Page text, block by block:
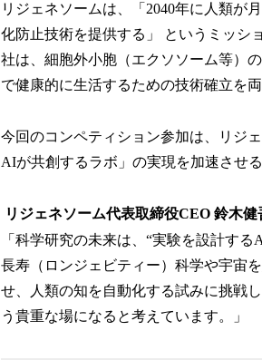
リジェネソームは、「2040年に人類が
化防止技術を提供する」 というミッシ
社は、細胞外小胞（エクソソーム等）
で健康的に生活するための技術確立を
今回のコンペティション参加は、リジ
AIが共創するラボ」の実現を加速させ
リジェネソーム代表取締役CEO 鈴木健
「科学研究の未来は、“実験を設計す
長寿（ロンジェビティー）科学や宇宙
せ、人類の知を自動化する試みに挑戦
う貴重な場になると考えています。」